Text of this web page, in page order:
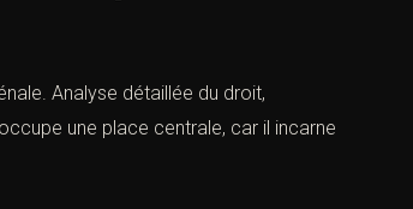
Analyse détaillée du droit,
une place centrale, car il incarne